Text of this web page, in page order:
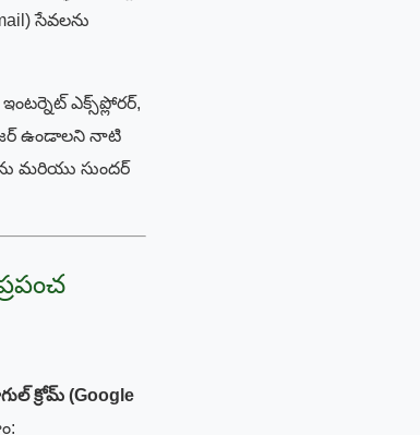
సేవలను
ఎక్స్‌ప్లోరర్,
ఉండాలని నాటి
మరియు సుందర్
క్రోమ్ (Google